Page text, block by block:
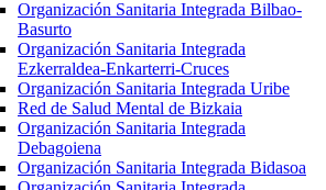
Organización Sanitaria Integrada Bilbao-
Basurto
Organización Sanitaria Integrada
Ezkerraldea-Enkarterri-Cruces
Organización Sanitaria Integrada Uribe
Red de Salud Mental de Bizkaia
Organización Sanitaria Integrada
Debagoiena
Organización Sanitaria Integrada Bidasoa